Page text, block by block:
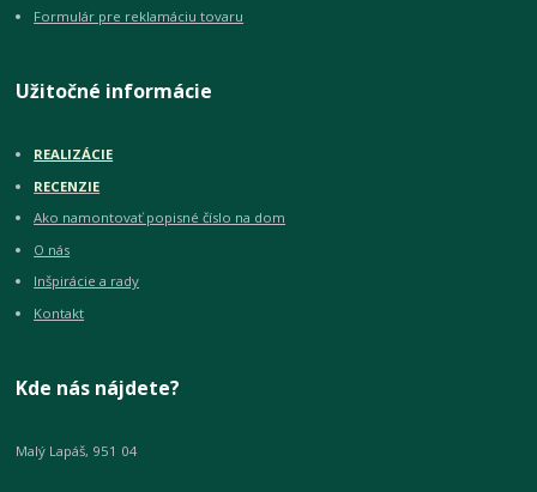
Formulár pre reklamáciu tovaru
Užitočné informácie
REALIZÁCIE
RECENZIE
Ako namontovať popisné číslo na dom
O nás
Inšpirácie a rady
Kontakt
Kde nás nájdete?
Malý Lapáš, 951 04